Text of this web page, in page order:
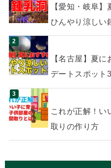
【愛知・岐阜】
ひんやり涼しい
【名古屋】夏
デートスポット
これが正解！い
取りの作り方